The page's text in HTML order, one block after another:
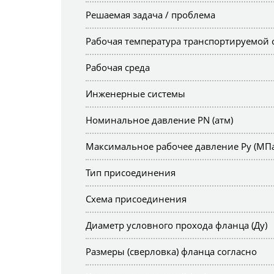
Решаемая задача / проблема
Рабочая температура
Рабочая среда
Инженерные системы
Номинальное давление PN (атм)
Максимальное рабочее давление Ру
Тип присоединения
Схема присоединения
Диаметр условного прохода фланца (Ду)
Размеры (сверловка) фланца согласно